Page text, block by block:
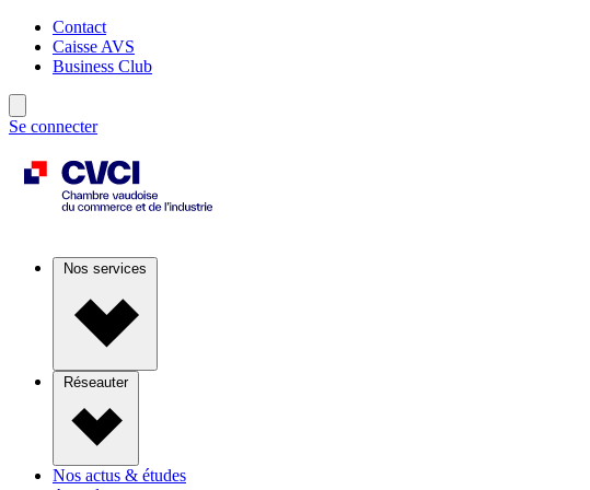
Contact
Caisse AVS
Business Club
Se connecter
Nos services
Réseauter
Nos actus & études